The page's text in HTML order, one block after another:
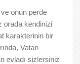
onun perde
orada kendinizi
karakterinin bir
Vatan
evladı sizlersiniz